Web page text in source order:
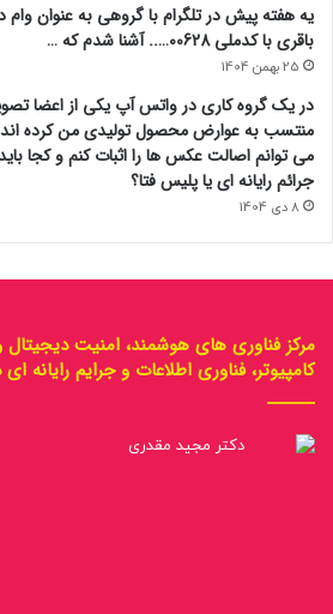
یه هفته پیش در تلگرام با گروهی به عنوان
باقری با کدملی 00628….. آشنا شدم که …
25 بهمن 1404
در یک گروه کاری در واتس آپ یکی از اعضا
منتسب به عوارض محصول تولیدی من کرده
می توانم اصالت عکس ها را اثبات کنم و کجا
جرائم رایانه ای یا پلیس فتا؟
8 دی 1404
مرکز فناوری های هوشمند، امنیت
کامپیوتر، فناوری اطلاعات و جرایم رایانه